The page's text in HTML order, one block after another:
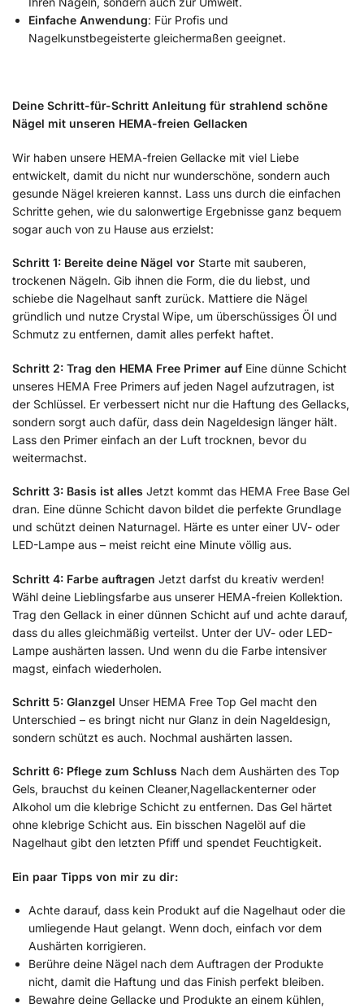
Einfache Anwendung: Für Profis und
Nagelkunstbegeisterte gleichermaßen geeignet.
Deine Schritt-für-Schritt Anleitung für strahlend schöne
Nägel mit unseren HEMA-freien Gellacken
Wir haben unsere HEMA-freien Gellacke mit viel Liebe
entwickelt, damit du nicht nur wunderschöne, sondern auch
gesunde Nägel kreieren kannst. Lass uns durch die einfachen
Schritte gehen, wie du salonwertige Ergebnisse ganz bequem
sogar auch von zu Hause aus erzielst:
Schritt 1: Bereite deine Nägel vor Starte mit sauberen,
trockenen Nägeln. Gib ihnen die Form, die du liebst, und
schiebe die Nagelhaut sanft zurück. Mattiere die Nägel
gründlich und nutze Crystal Wipe, um überschüssiges Öl und
Schmutz zu entfernen, damit alles perfekt haftet.
Schritt 2: Trag den HEMA Free Primer aufEine dünne Schicht
unseres HEMA Free Primers auf jeden Nagel aufzutragen, ist
der Schlüssel. Er verbessert nicht nur die Haftung des Gellacks,
sondern sorgt auch dafür, dass dein Nageldesign länger hält.
Lass den Primer einfach an der Luft trocknen, bevor du
weitermachst.
Schritt 3: Basis ist alles Jetzt kommt das HEMA Free Base Gel
dran. Eine dünne Schicht davon bildet die perfekte Grundlage
und schützt deinen Naturnagel. Härte es unter einer UV- oder
LED-Lampe aus – meist reicht eine Minute völlig aus.
Schritt 4: Farbe auftragen Jetzt darfst du kreativ werden!
Wähl deine Lieblingsfarbe aus unserer HEMA-freien Kollektion.
Trag den Gellack in einer dünnen Schicht auf und achte darauf,
dass du alles gleichmäßig verteilst. Unter der UV- oder LED-
Lampe aushärten lassen. Und wenn du die Farbe intensiver
magst, einfach wiederholen.
Schritt 5: Glanzgel Unser HEMA Free Top Gel macht den
Unterschied – es bringt nicht nur Glanz in dein Nageldesign,
sondern schützt es auch. Nochmal aushärten lassen.
Schritt 6: Pflege zum Schluss Nach dem Aushärten des Top
Gels, brauchst du keinen Cleaner,Nagellackenterner oder
Alkohol um die klebrige Schicht zu entfernen. Das Gel härtet
ohne klebrige Schicht aus. Ein bisschen Nagelöl auf die
Nagelhaut gibt den letzten Pfiff und spendet Feuchtigkeit.
Ein paar Tipps von mir zu dir:
Achte darauf, dass kein Produkt auf die Nagelhaut oder die
umliegende Haut gelangt. Wenn doch, einfach vor dem
Aushärten korrigieren.
Berühre deine Nägel nach dem Auftragen der Produkte
nicht, damit die Haftung und das Finish perfekt bleiben.
Bewahre deine Gellacke und Produkte an einem kühlen,